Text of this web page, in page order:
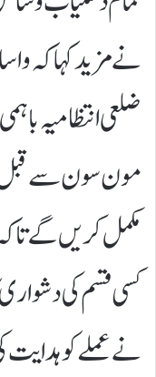
نے مزید کہا کہ
ضلعی انتظامیہ
مون سون سے قبل
مکمل کریں گے
کسی قسم کی
نے عملے کو